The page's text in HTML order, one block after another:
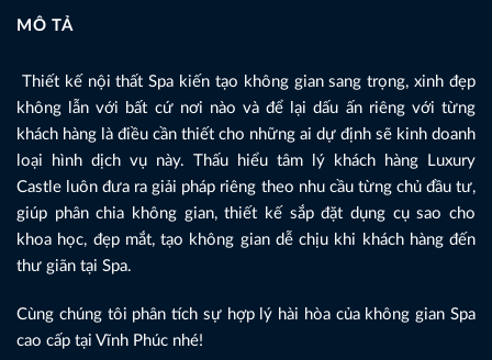
MÔ TẢ
Thiết kế nội thất Spa kiến tạo không gian sang trọng, xinh đẹp
không lẫn với bất cứ nơi nào và để lại dấu ấn riêng với từng
khách hàng là điều cần thiết cho những ai dự định sẽ kinh doanh
loại hình dịch vụ này. Thấu hiểu tâm lý khách hàng Luxury
Castle luôn đưa ra giải pháp riêng theo nhu cầu từng chủ đầu tư,
giúp phân chia không gian, thiết kế sắp đặt dụng cụ sao cho
khoa học, đẹp mắt, tạo không gian dễ chịu khi khách hàng đến
thư giãn tại Spa.
Cùng chúng tôi phân tích sự hợp lý hài hòa của không gian Spa
cao cấp tại Vĩnh Phúc nhé!